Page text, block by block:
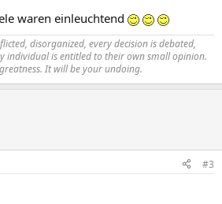
waren einleuchtend
disorganized, every decision is debated,
individual is entitled to their own small opinion.
It will be your undoing.
#3